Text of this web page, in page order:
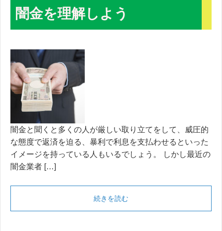
闇金を理解しよう
闇金と聞くと多くの人が厳しい取り立てをして、威圧的
な態度で返済を迫る、暴利で利息を支払わせるといった
イメージを持っている人もいるでしょう。 しかし最近の
闇金業者 […]
続きを読む